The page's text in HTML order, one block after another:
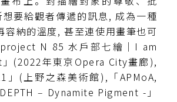
要給觀者傳遞的訊息, 成為一種
容納的溫度, 甚至連使用畫筆也可
N 85 水戶部七繪｜I am
(2022年東京Opera City畫廊),
」(上野之森美術館),「APMoA,
‒ Dynamite Pigment -」